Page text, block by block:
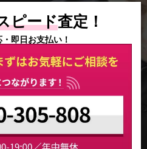
ピード査定！
即日お支払い！